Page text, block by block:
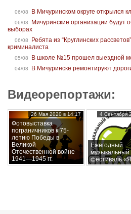
06/08 В Мичуринском округе открылся
06/08
Мичуринские организации
выборах
06/08
Ребята из “Круглинских
криминалиста
05/08 В школе №15 прошел выездной
04/08 В Мичуринске ремонтируют
Видеорепортажи:
Фотовыставка
пограничников к 75-
летию Победы в
Великой
Отечественной войне
1941—1945 гг.
26 Мая 2020 в 14:17
Ежегодный
музыкальный
фестиваль
4 Сентября